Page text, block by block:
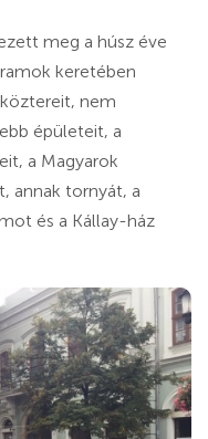
meg a húsz éve
keretében
nem
épületeit, a
a Magyarok
annak tornyát, a
és a Kállay-ház